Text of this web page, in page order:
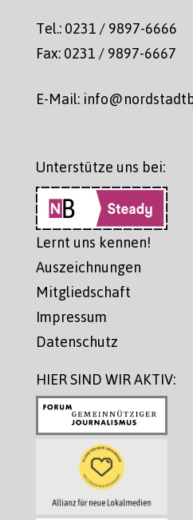
Tel.: 0231 / 9897-6666
Fax: 0231 / 9897-6667
E-Mail:
Unterstütze uns bei:
Lernt uns kennen!
Auszeichnungen
Mitgliedschaft
Impressum
Datenschutz
HIER SIND WIR AKTIV: